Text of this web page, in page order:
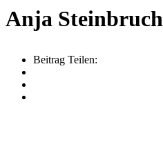
Anja Steinbruch
Beitrag Teilen: